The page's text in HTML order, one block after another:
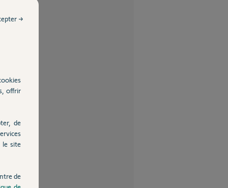
offrir
de
le site
de
→